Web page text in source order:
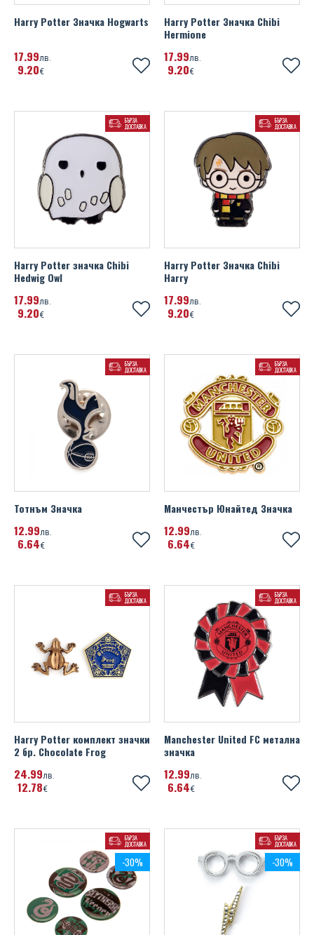
Harry Potter Значка Hogwarts
17 99лв.
9 20€
Harry Potter Значка Chibi
Hermione
17 99лв.
9 20€
БЪРЗА
ДОСТАВКА
Harry Potter значка Chibi
Hedwig Owl
17 99лв.
9 20€
БЪРЗА
ДОСТАВКА
Harry Potter Значка Chibi
Harry
17 99лв.
9 20€
БЪРЗА
ДОСТАВКА
Тотнъм Значка
12 99лв.
6 64€
БЪРЗА
ДОСТАВКА
Манчестър Юнайтед Значка
12 99лв.
6 64€
БЪРЗА
ДОСТАВКА
Harry Potter комплект значки
2 бр. Chocolate Frog
24 99лв.
12 78€
БЪРЗА
ДОСТАВКА
Manchester United FC метална
значка
12 99лв.
6 64€
БЪРЗА
ДОСТАВКА
-30%
БЪРЗА
ДОСТАВКА
-30%